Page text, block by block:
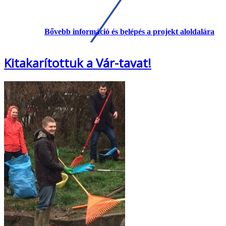
Bővebb információ és belépés a projekt aloldalára
Kitakarítottuk a Vár-tavat!